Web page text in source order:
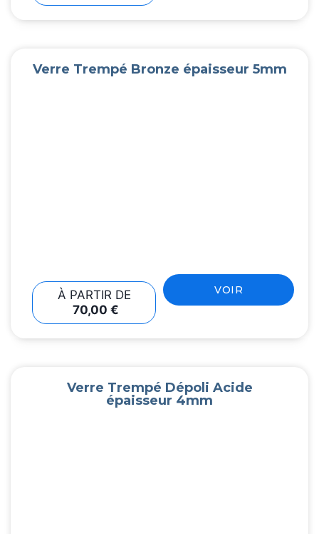
Verre Trempé Bronze épaisseur 5mm
À PARTIR DE
70,00€
VOIR
Verre Trempé Dépoli Acide
épaisseur 4mm